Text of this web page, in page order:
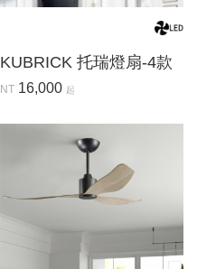
KUBRICK 托瑞燈扇-4款
NT 16,000 起